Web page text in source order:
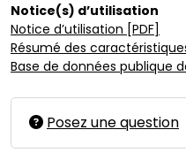
Notice(s) d’utilisation
Notice d’utilisation [PDF]
Résumé des
Base de données publique
Posez une question